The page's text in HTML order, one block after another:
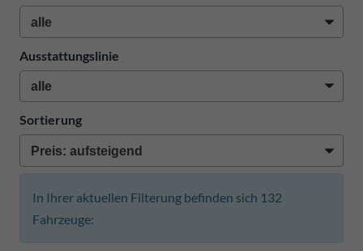
Ausstattungslinie
Sortierung
In Ihrer aktuellen Filterung befinden sich 132
Fahrzeuge: